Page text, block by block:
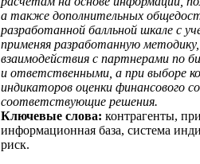
а также дополнительных
разработанной балльной шкале с
применяя разработанную
взаимодействия с партнерами по
и ответственными, а при выборе
индикаторов оценки финансового
соответствующие решения.
Ключевые слова: контрагенты,
информационная база, система
риск.